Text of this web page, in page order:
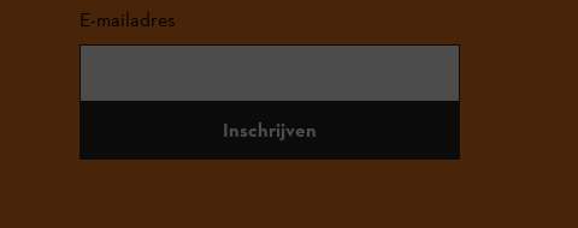
E-mailadres
Inschrijven